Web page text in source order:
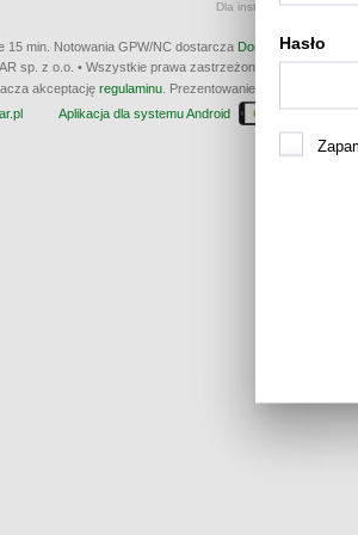
Dla instrumentów
15 min. Notowania GPW/NC dostarcza Dom Maklerski BDM
sp. z o.o. • Wszystkie prawa zastrzeżone • produkcja:
akceptację regulaminu . Prezentowanie kwotowania nie
Aplikacja dla systemu Android
Hasło